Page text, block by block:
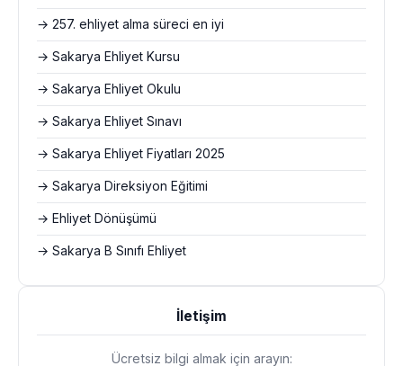
→ 257. ehliyet alma süreci en iyi
→ Sakarya Ehliyet Kursu
→ Sakarya Ehliyet Okulu
→ Sakarya Ehliyet Sınavı
→ Sakarya Ehliyet Fiyatları 2025
→ Sakarya Direksiyon Eğitimi
→ Ehliyet Dönüşümü
→ Sakarya B Sınıfı Ehliyet
İletişim
Ücretsiz bilgi almak için arayın: